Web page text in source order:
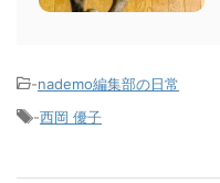
-nademo編集部の日常
-西岡 優子